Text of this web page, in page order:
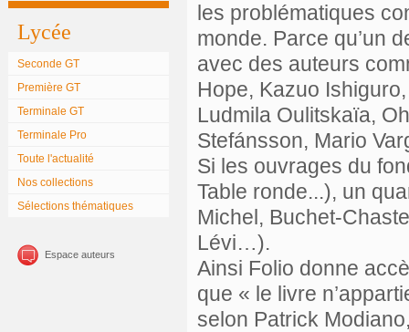
Lycée
Seconde GT
Première GT
Terminale GT
Terminale Pro
Toute l'actualité
Nos collections
Sélections thématiques
Espace auteurs
les problématiques
monde. Parce qu’un
avec des auteurs
Hope, Kazuo
Ludmila Oulitskaïa,
Stefánsson, Mario
Si les ouvrages du
Table ronde...), un
Michel, Buchet-
Lévi…).
Ainsi Folio donne
que « le livre
selon Patrick